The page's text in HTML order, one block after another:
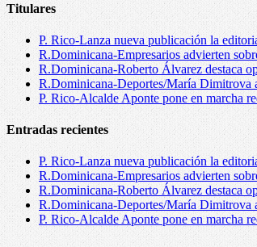
Titulares
P. Rico-Lanza nueva publicación la
R.Dominicana-Empresarios advierten
R.Dominicana-Roberto Álvarez destaca
R.Dominicana-Deportes/María Dimitrova
P. Rico-Alcalde Aponte pone en marcha
Entradas recientes
P. Rico-Lanza nueva publicación la
R.Dominicana-Empresarios advierten
R.Dominicana-Roberto Álvarez destaca
R.Dominicana-Deportes/María Dimitrova
P. Rico-Alcalde Aponte pone en marcha